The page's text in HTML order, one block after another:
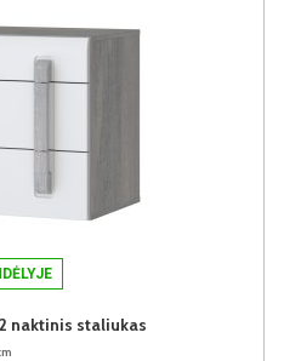
naktinis staliukas